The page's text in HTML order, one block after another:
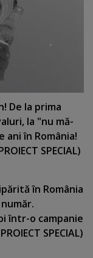
De la prima
la "nu mă-
ani în România!
SPECIAL)
în România
într-o campanie
SPECIAL)